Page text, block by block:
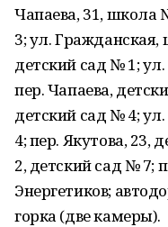
Чапаева, 31, школа
3; ул. Гражданская,
детский сад № 1;
пер. Чапаева,
детский сад № 4;
4; пер. Якутова, 23,
2, детский сад № 7;
Энергетиков;
горка (две камеры).